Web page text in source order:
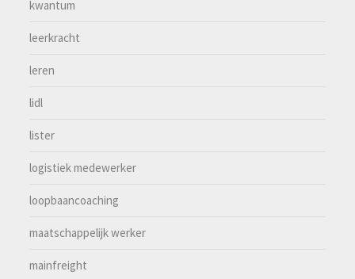
kwantum
leerkracht
leren
lidl
lister
logistiek medewerker
loopbaancoaching
maatschappelijk werker
mainfreight